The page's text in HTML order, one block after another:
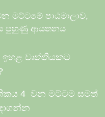
මට්ටමේ පාඨමාලාව,
පුහුණු ආයතනය
වෘත්තියකට
4 වන මට්ටම සමත්